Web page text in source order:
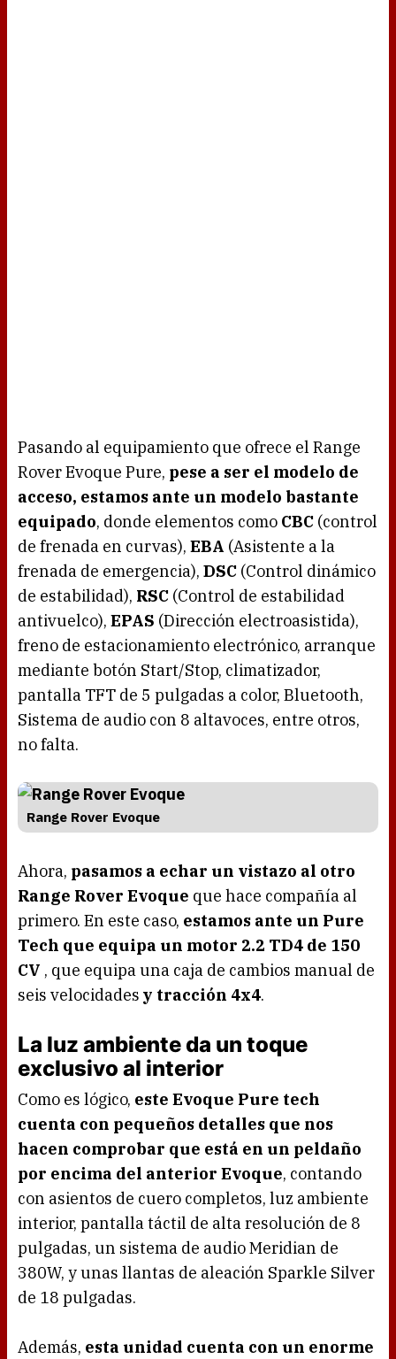
Pasando al equipamiento que ofrece el Range
Rover Evoque Pure, pese a ser el modelo de
acceso, estamos ante un modelo bastante
equipado, donde elementos como CBC (control
de frenada en curvas), EBA (Asistente a la
frenada de emergencia), DSC (Control dinámico
de estabilidad), RSC (Control de estabilidad
antivuelco), EPAS (Dirección electroasistida),
freno de estacionamiento electrónico, arranque
mediante botón Start/Stop, climatizador,
pantalla TFT de 5 pulgadas a color, Bluetooth,
Sistema de audio con 8 altavoces, entre otros,
no falta.
Range Rover Evoque
Ahora, pasamos a echar un vistazo al otro
Range Rover Evoque que hace compañía al
primero. En este caso, estamos ante un Pure
Tech que equipa un motor 2.2 TD4 de 150
CV , que equipa una caja de cambios manual de
seis velocidades y tracción 4x4.
La luz ambiente da un toque
exclusivo al interior
Como es lógico, este Evoque Pure tech
cuenta con pequeños detalles que nos
hacen comprobar que está en un peldaño
por encima del anterior Evoque, contando
con asientos de cuero completos, luz ambiente
interior, pantalla táctil de alta resolución de 8
pulgadas, un sistema de audio Meridian de
380W, y unas llantas de aleación Sparkle Silver
de 18 pulgadas.
Además, esta unidad cuenta con un enorme